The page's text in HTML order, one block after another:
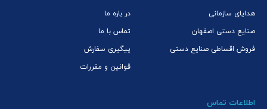
هدایای سازمانی
صنایع دستی اصفهان
فروش اقساطی صنایع دستی
در باره ما
تماس با ما
پیگیری سفارش
قوانین و مقررات
اطلاعات تماس